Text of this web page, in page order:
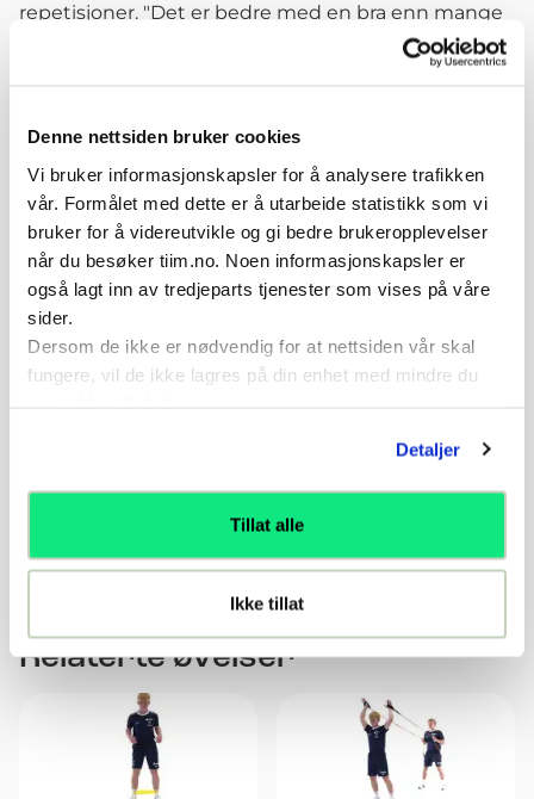
Denne nettsiden bruker cookies
Vi bruker informasjonskapsler for å analysere trafikken
vår. Formålet med dette er å utarbeide statistikk som vi
bruker for å videreutvikle og gi bedre brukeropplevelser
når du besøker tiim.no. Noen informasjonskapsler er
også lagt inn av tredjeparts tjenester som vises på våre
sider.
Dersom de ikke er nødvendig for at nettsiden vår skal
fungere, vil de ikke lagres på din enhet med mindre du
Detaljer
Tillat alle
Ikke tillat
repetisjoner. "Det er bedre med en bra enn mange
dårlig". Du kan trene dette 2-3 x pr uke. Ikke tren
Variasjoner
Introdusere forstyrrende ytre påvirkning - kontakt
på kropp eller ballen under utførelse
Variant av bein bevegelse
Variant av bein bevegelse medforstyrrende ytre
påvirkning - kontakt på kropp eller ballen under
utførelse
Introdusere rotasjoner
Introdusere rotasjoner med kontakt
Varianter i ryggliggende med beina på Terapeutisk
ball
Varianter i push up stilling med armene på
Relaterte øvelser